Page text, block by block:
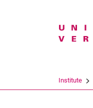
Institute